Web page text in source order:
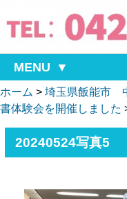
MENU
ホーム > 埼玉県飯能市
書体験会を開催しました
20240524写真5